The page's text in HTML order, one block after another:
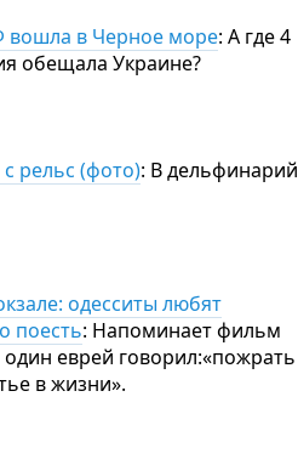
вошла в Черное море: А где 4
обещала Украине?
рельс (фото): В дельфинарий
одесситы любят
поесть: Напоминает фильм
еврей говорил:«пожрать
в жизни».